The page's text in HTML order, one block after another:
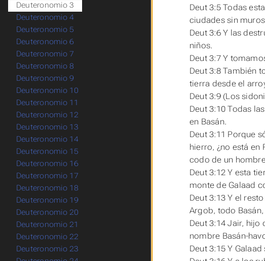
Deut 3:5 Todas
ciudades sin
Deut 3:6 Y las
niños.
Deut 3:7 Y
Deut 3:8 También
tierra desde el
Deut 3:9 (Los
Deut 3:10 Todas
en Basán.
Deut 3:11 Porque
hierro, ¿no está en
codo de un
Deut 3:12 Y esta
monte de Galaad
Deut 3:13 Y el
Argob, todo
Deut 3:14 Jair, hijo
nombre Basán-
Deut 3:15 Y
Deuteronomio 3
Deuteronomio 4
Deuteronomio 5
Deuteronomio 6
Deuteronomio 7
Deuteronomio 8
Deuteronomio 9
Deuteronomio 10
Deuteronomio 11
Deuteronomio 12
Deuteronomio 13
Deuteronomio 14
Deuteronomio 15
Deuteronomio 16
Deuteronomio 17
Deuteronomio 18
Deuteronomio 19
Deuteronomio 20
Deuteronomio 21
Deuteronomio 22
Deuteronomio 23